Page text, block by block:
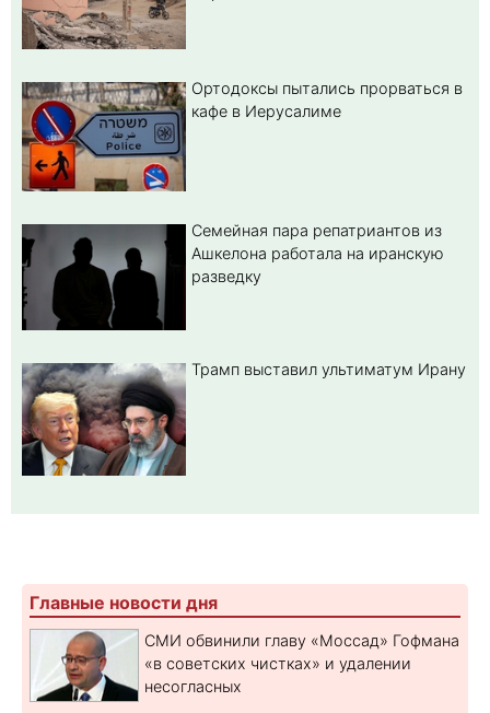
Ортодоксы пытались прорваться в
кафе в Иерусалиме
Семейная пара репатриантов из
Ашкелона работала на иранскую
разведку
Трамп выставил ультиматум Ирану
Главные новости дня
СМИ обвинили главу «Моссад» Гофмана
«в советских чистках» и удалении
несогласных